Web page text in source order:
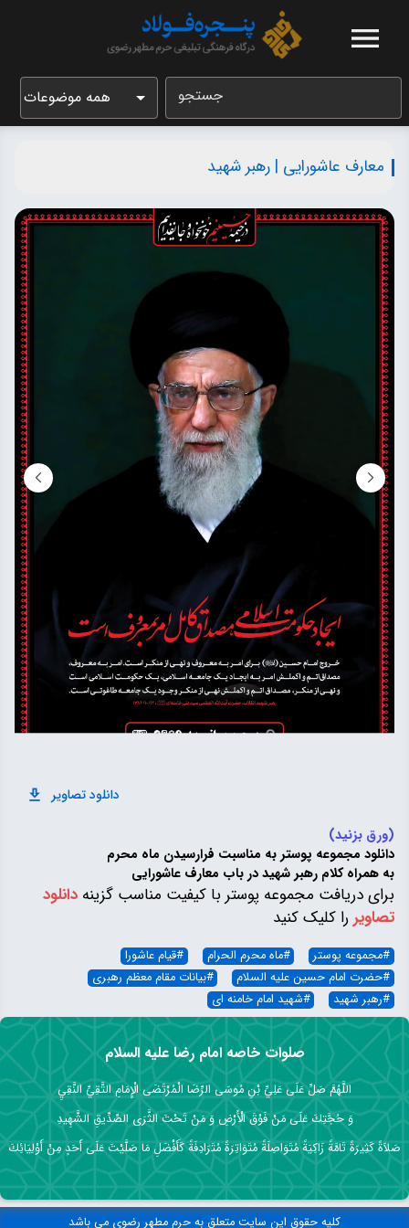
جستجو همه موضوعات
معارف عاشورایی | رهبر شهید
دانلود تصاویر
(ورق بزنید)
دانلود مجموعه پوستر به مناسبت فرارسیدن ماه محرم
به همراه کلام رهبر شهید در باب معارف عاشورایی
برای دریافت مجموعه پوستر با کیفیت مناسب گزینه دانلود
تصاویررا کلیک کنید
#مجموعه پوستر #ماه محرم الحرام #قیام عاشورا
#حضرت امام حسین علیه السلام #بیانات مقام معظم رهبری
#رهبر شهید #شهید امام خامنه ای
صلوات خاصه امام رضا علیه السلام
اللَّهُمَّ صَلِّ عَلَى عَلِيِّ بْنِ مُوسَى الرِّضَا الْمُرْتَضَى الْإِمَامِ التَّقِيِّ النَّقِيِ
وَ حُجَّتِكَ عَلَى مَنْ فَوْقَ الْأَرْضِ وَ مَنْ تَحْتَ الثَّرَى الصِّدِّيقِ الشَّهِيدِ
صَلاَةً كَثِيرَةً تَامَّةً زَاكِيَةً مُتَوَاصِلَةً مُتَوَاتِرَةً مُتَرَادِفَةً كَأَفْضَلِ مَا صَلَّيْتَ عَلَى أَحَدٍ مِنْ أَوْلِيَائِكَ
کلیه حقوق این سایت متعلق به حرم مطهر رضوی می باشد